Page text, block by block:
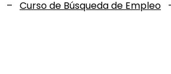
– Curso de Búsqueda de Empleo